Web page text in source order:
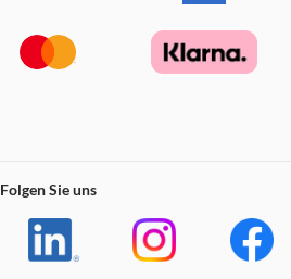
Folgen Sie uns